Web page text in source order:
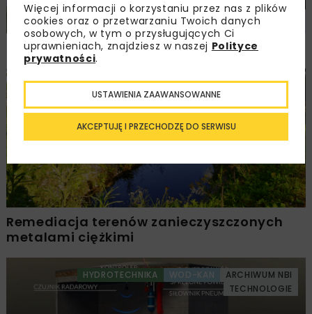
Kompozytowe ruchome zapory wodne
BUDOWNICTWO DROGI GEOINŻYNIERIA
HYDROTECHNIKA
ARCHIWUM NBI
Remediacja terenów zanieczyszczonych
metalami ciężkimi
HYDROTECHNIKA WOD-KAN
ARCHIWUM NBI
TECHNOLOGIE
Więcej informacji o korzystaniu przez nas z plików
cookies oraz o przetwarzaniu Twoich danych
osobowych, w tym o przysługujących Ci
uprawnieniach, znajdziesz w naszej Polityce
prywatności.
AKCEPTUJĘ I PRZECHODZĘ DO SERWISU
USTAWIENIA ZAAWANSOWANNE